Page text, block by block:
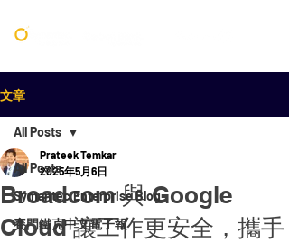
文章
All Posts
Symantec Enterprise Blog
賽門鐵克中文電子報
All Posts
Broadcom 與 Google
Cloud 讓工作更安全，攜手
Prateek Temkar
2025年5月6日